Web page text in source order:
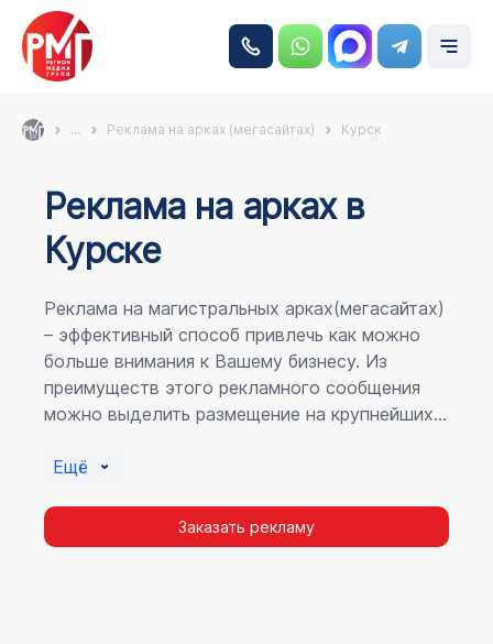
... Реклама на арках (мегасайтах) Курск
Реклама на аркаx в
Курске
Реклама на магистральных арках(мегасайтах)
– эффективный способ привлечь как можно
больше внимания к Вашему бизнесу. Из
преимуществ этого рекламного сообщения
можно выделить размещение на крупнейших
пешеходному потоку расположение в прямой
повторных контактов.
Ещё
Заказать рекламу